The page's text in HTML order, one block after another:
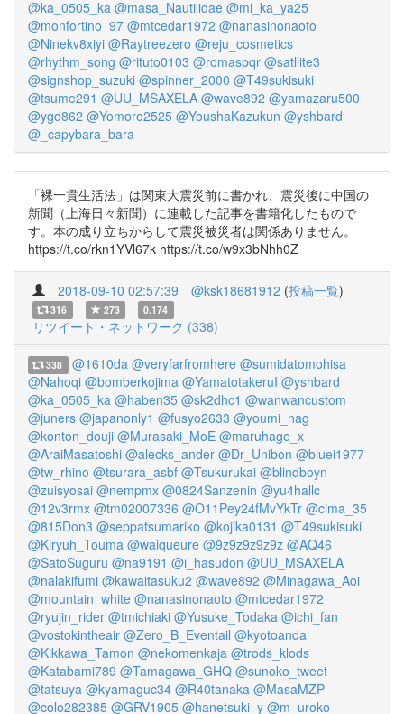
@ka_0505_ka @masa_Nautilidae @mi_ka_ya25
@monfortino_97 @mtcedar1972 @nanasinonaoto
@Ninekv8xiyi @Raytreezero @reju_cosmetics
@rhythm_song @rituto0103 @romaspqr @satllite3
@signshop_suzuki @spinner_2000 @T49sukisuki
@tsume291 @UU_MSAXELA @wave892 @yamazaru500
@ygd862 @Yomoro2525 @YoushaKazukun @yshbard
@_capybara_bara
「裸一貫生活法」は関東大震災前に書かれ、震災後に中国の
新聞（上海日々新聞）に連載した記事を書籍化したもので
す。本の成り立ちからして震災被災者は関係ありません。
https://t.co/rkn1YVl67k https://t.co/w9x3bNhh0Z
2018-09-10 02:57:39 @ksk18681912 (投稿一覧)
316 273 0.174
リツイート・ネットワーク (338)
338 @1610da @veryfarfromhere @sumidatomohisa
@Nahoqi @bomberkojima @YamatotakeruI @yshbard
@ka_0505_ka @haben35 @sk2dhc1 @wanwancustom
@juners @japanonly1 @fusyo2633 @youmi_nag
@konton_douji @Murasaki_MoE @maruhage_x
@AraiMasatoshi @alecks_ander @Dr_Unibon @bluei1977
@tw_rhino @tsurara_asbf @Tsukurukai @blindboyn
@zuisyosai @nempmx @0824Sanzenin @yu4hallc
@12v3rmx @tm02007336 @O11Pey24fMvYkTr @cima_35
@815Don3 @seppatsumariko @kojika0131 @T49sukisuki
@Kiryuh_Touma @waiqueure @9z9z9z9z9z @AQ46
@SatoSuguru @na9191 @i_hasudon @UU_MSAXELA
@nalakifumi @kawaitasuku2 @wave892 @Minagawa_Aoi
@mountain_white @nanasinonaoto @mtcedar1972
@ryujin_rider @tmichiaki @Yusuke_Todaka @ichi_fan
@vostokintheair @Zero_B_Eventail @kyotoanda
@Kikkawa_Tamon @nekomenkaja @trods_klods
@Katabami789 @Tamagawa_GHQ @sunoko_tweet
@tatsuya @kyamaguc34 @R40tanaka @MasaMZP
@colo282385 @GRV1905 @hanetsuki_y @m_uroko